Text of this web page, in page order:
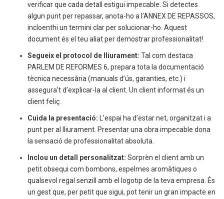
verificar que cada detall estigui impecable. Si detectes
algun punt per repassar, anota-ho a l’ANNEX DE REPASSOS,
incloenthi un termini clar per solucionar-ho. Aquest
document és el teu aliat per demostrar professionalitat!
Segueix el protocol de lliurament: Tal com destaca
PARLEM DE REFORMES 6, prepara tota la documentació
tècnica necessària (manuals d’ús, garanties, etc.) i
assegura’t d’explicar-la al client. Un client informat és un
client feliç.
Cuida la presentació: L’espai ha d’estar net, organitzat i a
punt per al lliurament. Presentar una obra impecable dona
la sensació de professionalitat absoluta.
Inclou un detall personalitzat: Sorprèn el client amb un
petit obsequi com bombons, espelmes aromàtiques o
qualsevol regal senzill amb el logotip de la teva empresa. És
un gest que, per petit que sigui, pot tenir un gran impacte en